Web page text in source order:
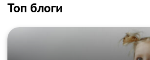
Топ блоги